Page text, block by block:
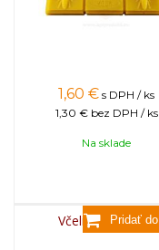
1,60 € s DPH / ks
1,30 € bez DPH / ks
Na sklade
Včelí vosk, 3,5kg